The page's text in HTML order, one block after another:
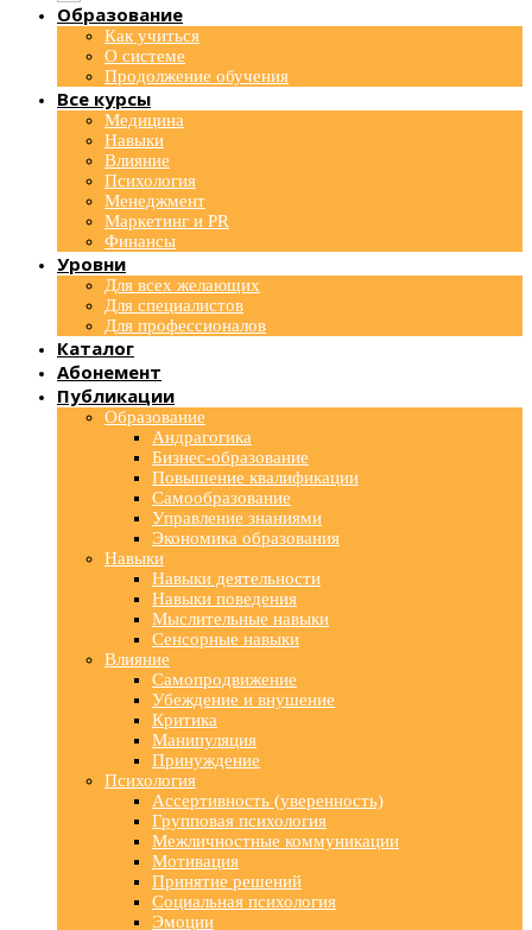
Образование
Как учиться
О системе
Продолжение обучения
Все курсы
Медицина
Навыки
Влияние
Психология
Менеджмент
Маркетинг и PR
Финансы
Уровни
Для всех желающих
Для специалистов
Для профессионалов
Каталог
Абонемент
Публикации
Образование
Андрагогика
Бизнес-образование
Повышение квалификации
Самообразование
Управление знаниями
Экономика образования
Навыки
Навыки деятельности
Навыки поведения
Мыслительные навыки
Сенсорные навыки
Влияние
Самопродвижение
Убеждение и внушение
Критика
Манипуляция
Принуждение
Психология
Ассертивность (уверенность)
Групповая психология
Межличностные коммуникации
Мотивация
Принятие решений
Социальная психология
Эмоции